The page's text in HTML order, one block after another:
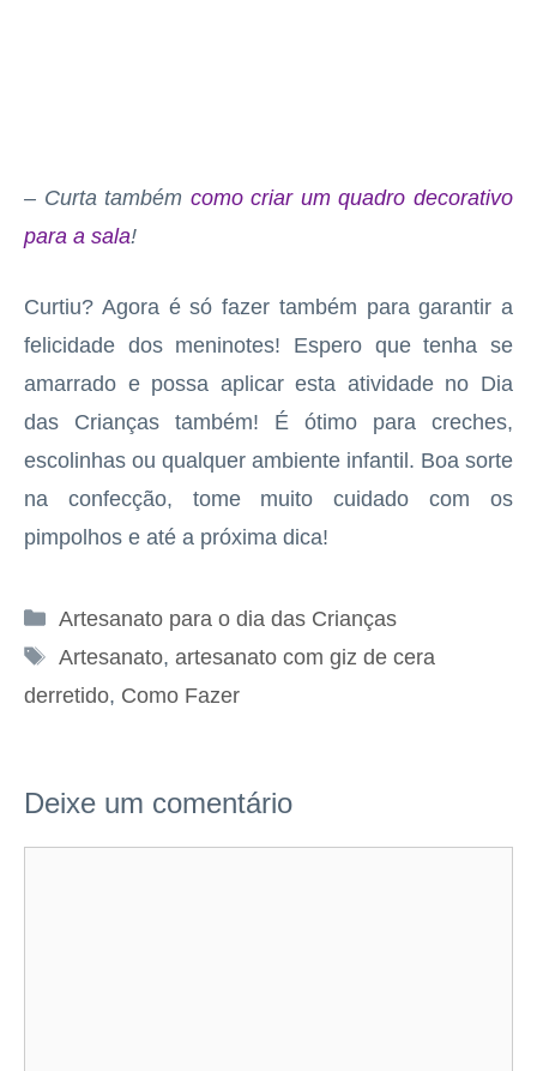
– Curta também como criar um quadro decorativo
para a sala!
Curtiu? Agora é só fazer também para garantir a
felicidade dos meninotes! Espero que tenha se
amarrado e possa aplicar esta atividade no Dia
das Crianças também! É ótimo para creches,
escolinhas ou qualquer ambiente infantil. Boa sorte
na confecção, tome muito cuidado com os
pimpolhos e até a próxima dica!
Categorias
Artesanato para o dia das Crianças
Tags
Artesanato, artesanato com giz de cera
derretido, Como Fazer
Deixe um comentário